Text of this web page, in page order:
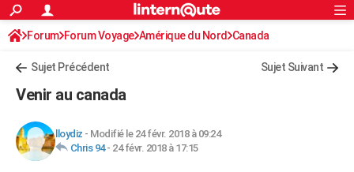
ACTUALITÉS
Politique
Société
Faits Divers
Education
Monde
Villes
+
Retraite
Impôts
Epargne
Immobilier
Risques naturels par ville
Banque
Assurance
Crédit
AUTO
S'inscrire
Connexion
Forum Forum Voyage Amérique du Nord Canada
Sujet Précédent Sujet Suivant
Venir au canada
lloydiz - Modifié le 24 févr. 2018 à 09:24
Chris 94- 24 févr. 2018 à 17:15